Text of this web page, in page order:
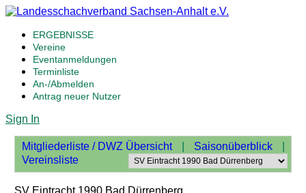
ERGEBNISSE
Vereine
Eventanmeldungen
Terminliste
An-/Abmelden
Antrag neuer Nutzer
Sign In
Mitgliederliste / DWZ Übersicht Saisonüberblick
Vereinsliste
SV Eintracht 1990 Bad Dürrenberg